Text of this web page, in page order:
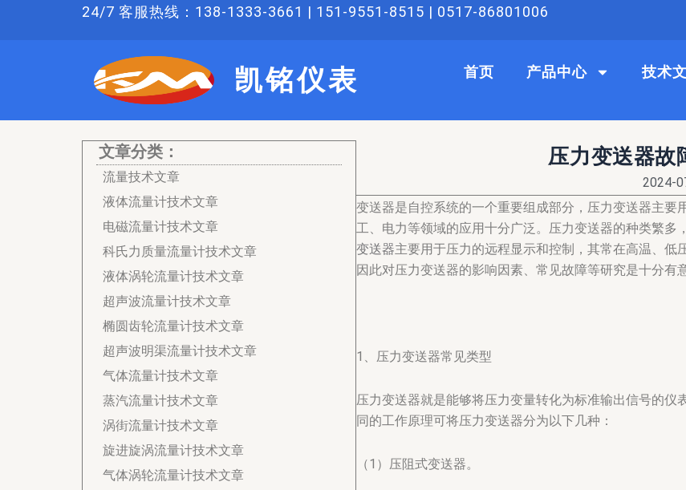
24/7 客服热线：138-1333-3661 | 151-9551-8515 | 0517-86801006
凯铭仪表 首页 产品中心 技术
文章分类：
流量技术文章
液体流量计技术文章
电磁流量计技术文章
科氏力质量流量计技术文章
液体涡轮流量计技术文章
超声波流量计技术文章
椭圆齿轮流量计技术文章
超声波明渠流量计技术文章
气体流量计技术文章
蒸汽流量计技术文章
涡街流量计技术文章
旋进旋涡流量计技术文章
气体涡轮流量计技术文章
压力变送器故
2024-
变送器是自控系统的一个重要组成部分，压力变送器主
工、电力等领域的应用十分广泛。压力变送器的种类繁多
变送器主要用于压力的远程显示和控制，其常在高温、低
因此对压力变送器的影响因素、常见故障等研究是十分有
1、压力变送器常见类型
压力变送器就是能够将压力变量转化为标准输出信号的
同的工作原理可将压力变送器分为以下几种：
（1）压阻式变送器。